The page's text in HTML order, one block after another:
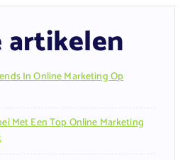
artikelen
In Online Marketing Op
Met Een Top Online Marketing